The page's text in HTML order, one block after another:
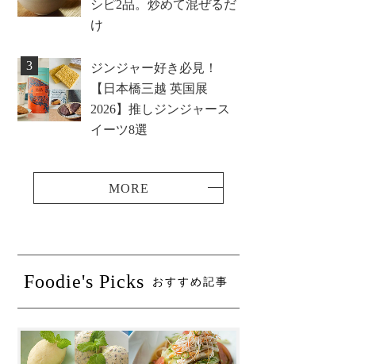
シピ2品。炒めて混ぜるだ
け
3
ジンジャー好き必見！
【日本橋三越 英国展
2026】推しジンジャース
イーツ8選
Foodie's Picks おすすめ記事